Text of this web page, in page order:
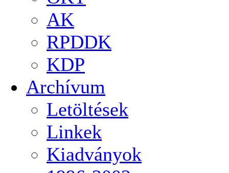
AK
RPDDK
KDP
Archívum
Letöltések
Linkek
Kiadványok